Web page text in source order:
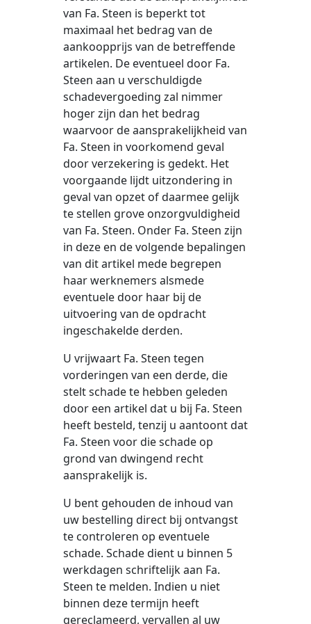
van Fa. Steen is beperkt tot
maximaal het bedrag van de
aankoopprijs van de betreffende
artikelen. De eventueel door Fa.
Steen aan u verschuldigde
schadevergoeding zal nimmer
hoger zijn dan het bedrag
waarvoor de aansprakelijkheid van
Fa. Steen in voorkomend geval
door verzekering is gedekt. Het
voorgaande lijdt uitzondering in
geval van opzet of daarmee gelijk
te stellen grove onzorgvuldigheid
van Fa. Steen. Onder Fa. Steen zijn
in deze en de volgende bepalingen
van dit artikel mede begrepen
haar werknemers alsmede
eventuele door haar bij de
uitvoering van de opdracht
ingeschakelde derden.
U vrijwaart Fa. Steen tegen
vorderingen van een derde, die
stelt schade te hebben geleden
door een artikel dat u bij Fa. Steen
heeft besteld, tenzij u aantoont dat
Fa. Steen voor die schade op
grond van dwingend recht
aansprakelijk is.
U bent gehouden de inhoud van
uw bestelling direct bij ontvangst
te controleren op eventuele
schade. Schade dient u binnen 5
werkdagen schriftelijk aan Fa.
Steen te melden. Indien u niet
binnen deze termijn heeft
gereclameerd, vervallen al uw